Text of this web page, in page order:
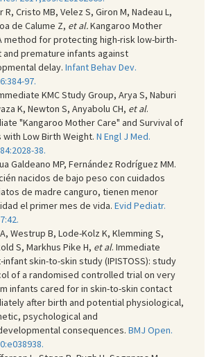
R, Cristo MB, Velez S, Giron M, Nadeau L,
de Calume Z, et al.Kangaroo Mother
method for protecting high-risk low-birth-
and premature infants against
delay. Infant Behav Dev.
97.
KMC Study Group, Arya S, Naburi
K, Newton S, Anyabolu CH, et al.
"Kangaroo Mother Care" and Survival of
with Low Birth Weight. N Engl J Med.
38.
Galdeano MP, Fernández Rodríguez MM.
nacidos de bajo peso con cuidados
de madre canguro, tienen menor
el primer mes de vida. Evid Pediatr.
Westrup B, Lode-Kolz K, Klemming S,
S, Markhus Pike H, et al. Immediate
skin-to-skin study (IPISTOSS): study
of a randomised controlled trial on very
infants cared for in skin-to-skin contact
after birth and potential physiological,
psychological and
consequences. BMJ Open.